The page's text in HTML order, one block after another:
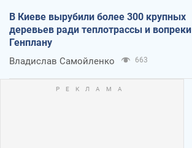
В Киеве вырубили более 300 крупных
деревьев ради теплотрассы и вопреки
Генплану
Владислав Самойленко 663